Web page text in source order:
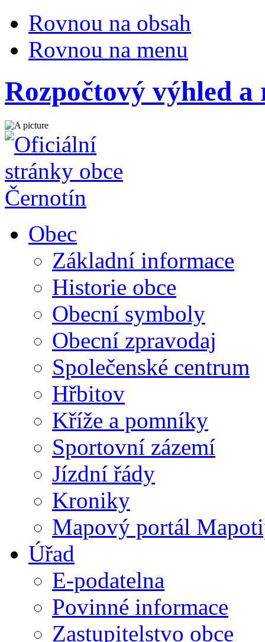
Rovnou na obsah
Rovnou na menu
Rozpočtový výhled a
Obec
Základní informace
Historie obce
Obecní symboly
Obecní zpravodaj
Společenské centrum
Hřbitov
Kříže a pomníky
Sportovní zázemí
Jízdní řády
Kroniky
Mapový portál
Úřad
E-podatelna
Povinné informace
Zastupitelstvo obce